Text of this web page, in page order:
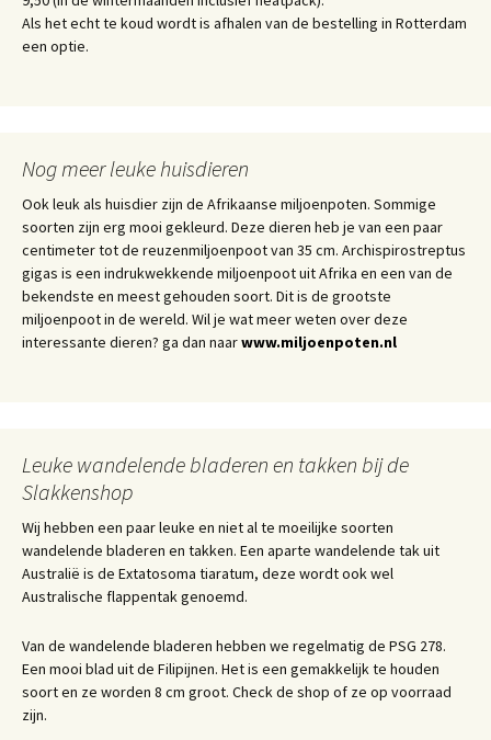
Als het echt te koud wordt is afhalen van de bestelling in Rotterdam
een optie.
Nog meer leuke huisdieren
Ook leuk als huisdier zijn de Afrikaanse miljoenpoten. Sommige
soorten zijn erg mooi gekleurd. Deze dieren heb je van een paar
centimeter tot de reuzenmiljoenpoot van 35 cm. Archispirostreptus
gigas is een indrukwekkende miljoenpoot uit Afrika en een van de
bekendste en meest gehouden soort. Dit is de grootste
miljoenpoot in de wereld. Wil je wat meer weten over deze
interessante dieren? ga dan naarwww.miljoenpoten.nl
Leuke wandelende bladeren en takken bij de
Slakkenshop
Wij hebben een paar leuke en niet al te moeilijke soorten
wandelende bladeren en takken. Een aparte wandelende tak uit
Australië is de Extatosoma tiaratum, deze wordt ook wel
Australische flappentak genoemd.
Van de wandelende bladeren hebben we regelmatig de PSG 278.
Een mooi blad uit de Filipijnen. Het is een gemakkelijk te houden
soort en ze worden 8 cm groot. Check de shop of ze op voorraad
zijn.